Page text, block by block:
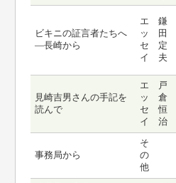
ビキニの証言者たちへ
―長崎から
エ
ッ
セ
イ
鎌
田
定
夫
見崎吉男さんの手記を
読んで
エ
ッ
セ
イ
戸
倉
恒
治
事務局から
そ
の
他